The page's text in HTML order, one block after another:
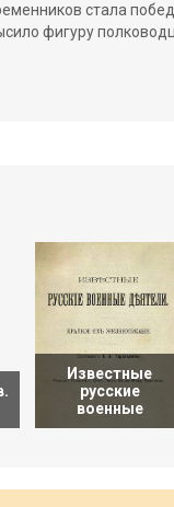
стала
фигуру
Известные
русские
военные